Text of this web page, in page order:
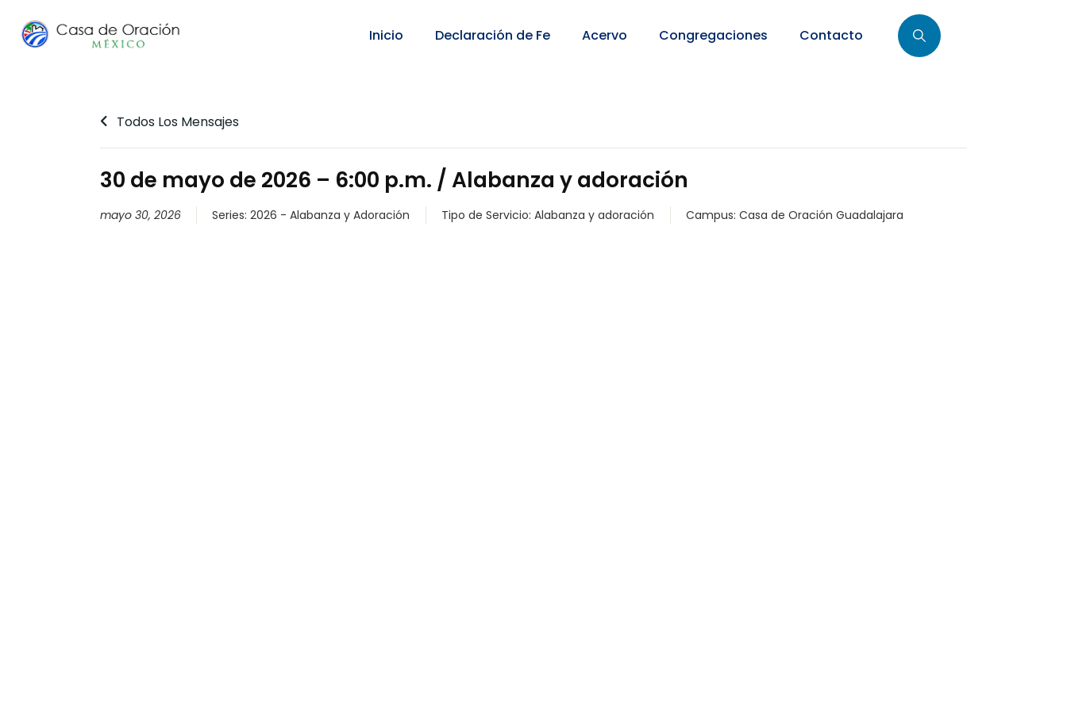
Inicio Declaración de Fe Acervo Congregaciones Contacto
Todos Los Mensajes
30 de mayo de 2026 – 6:00 p.m. / Alabanza y adoración
mayo 30, 2026 Series: 2026 - Alabanza y Adoración Tipo de Servicio: Alabanza y adoración Campus: Casa de Oración Guadalajara